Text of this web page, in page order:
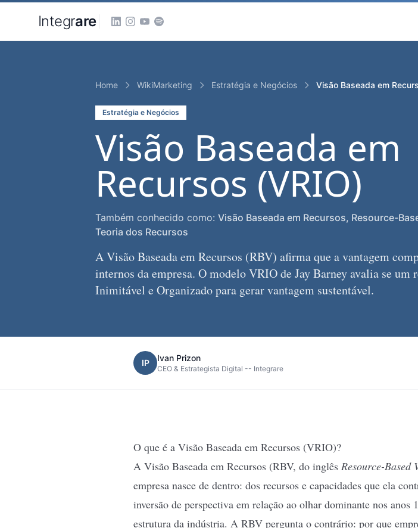
Integrare
Home WikiMarketing Estratégia e Negócios Visão Baseada em
Estratégia e Negócios
Visão Baseada em
Recursos (VRIO)
Também conhecido como: Visão Baseada em Recursos, Resource-
Teoria dos Recursos
A Visão Baseada em Recursos (RBV) afirma que a vantagem
internos da empresa. O modelo VRIO de Jay Barney avalia se um
Inimitável e Organizado para gerar vantagem sustentável.
IP Ivan Prizon
CEO & Estrategista Digital -- Integrare
O que é a Visão Baseada em Recursos (VRIO)?
A Visão Baseada em Recursos (RBV, do inglês Resource-Based
empresa nasce de dentro: dos recursos e capacidades que ela
inversão de perspectiva em relação ao olhar dominante nos
estrutura da indústria. A RBV pergunta o contrário: por que